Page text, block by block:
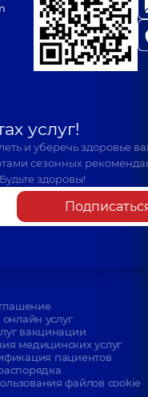
услуг!
и уберечь здоровье
сезонных
здоровы!
услуг
вакцинации
медицинских услуг
пациентов
файлов cookie